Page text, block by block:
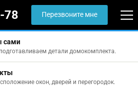
78 Перезвоните мне
сами
детали домокомплекта.
окон, дверей и перегородок.